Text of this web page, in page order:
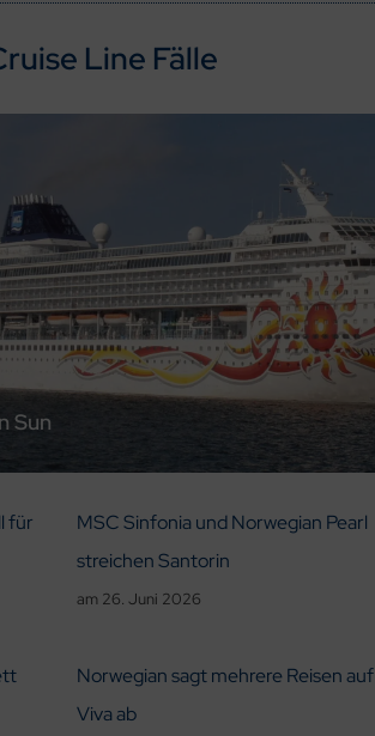
Line Fälle
Sun
für
MSC Sinfonia und Norwegian Pearl
streichen Santorin
am 26. Juni 2026
Norwegian sagt mehrere Reisen auf
Viva ab